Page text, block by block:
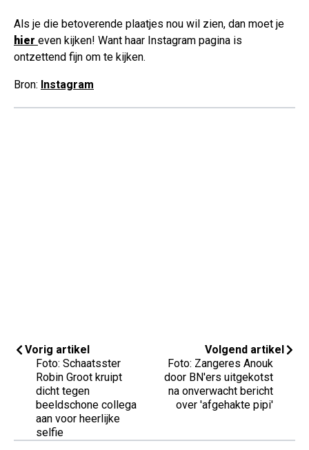
Als je die betoverende plaatjes nou wil zien, dan moet je
hier even kijken! Want haar Instagram pagina is
ontzettend fijn om te kijken.
Bron: Instagram
Vorig artikel
Foto: Schaatsster
Robin Groot kruipt
dicht tegen
beeldschone collega
aan voor heerlijke
selfie
Volgend artikel
Foto: Zangeres Anouk
door BN'ers uitgekotst
na onverwacht bericht
over 'afgehakte pipi'